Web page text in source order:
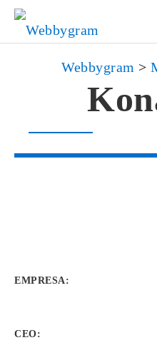
Webbygram >
EMPRESA:
CEO: